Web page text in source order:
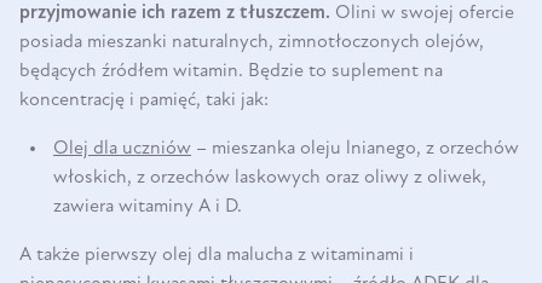
przyjmowanie ich razem z tłuszczem. Olini w swojej ofercie
posiada mieszanki naturalnych, zimnotłoczonych olejów,
będących źródłem witamin. Będzie to suplement na
koncentrację i pamięć, taki jak:
Olej dla uczniów – mieszanka oleju lnianego, z orzechów
włoskich, z orzechów laskowych oraz oliwy z oliwek,
zawiera witaminy A i D.
A także pierwszy olej dla malucha z witaminami i